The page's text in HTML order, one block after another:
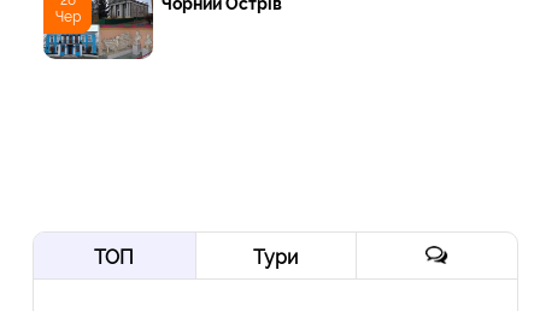
Чер
ТОП Тури